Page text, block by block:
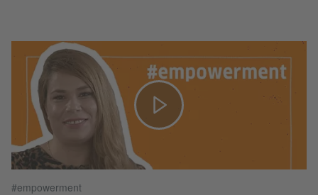
#empowerment